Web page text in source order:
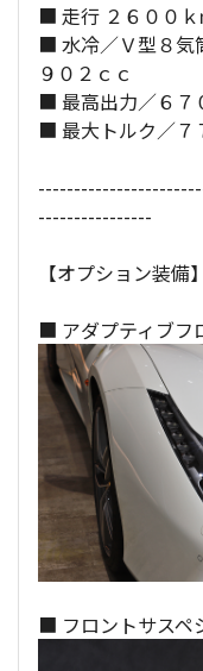
■ 走行 ２６００ｋ
■ 水冷／Ｖ型８気
９０２ｃｃ
■ 最高出力／６７
■ 最大トルク／７
----------------
【オプション装備】
■ アダプティブフ
■ フロントサスペ